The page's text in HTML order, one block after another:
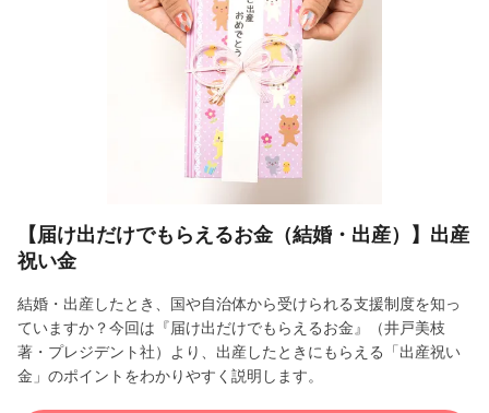
【届け出だけでもらえるお金（結婚・出産）】出産
祝い金
結婚・出産したとき、国や自治体から受けられる支援制度を知っ
ていますか？今回は『届け出だけでもらえるお金』（井戸美枝
著・プレジデント社）より、出産したときにもらえる「出産祝い
金」のポイントをわかりやすく説明します。